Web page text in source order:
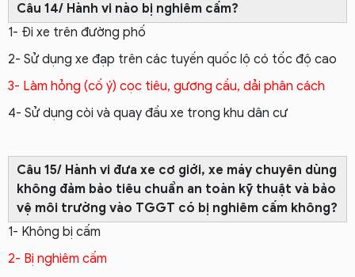
Câu 14/ Hành vi nào bị nghiêm cấm?
1- Đi xe trên đường phố
2- Sử dụng xe đạp trên các tuyến quốc lộ có tốc độ cao
3- Làm hỏng (cố ý) cọc tiêu, gương cầu, dải phân cách
4- Sử dụng còi và quay đầu xe trong khu dân cư
Câu 15/ Hành vi đưa xe cơ giới, xe máy chuyên dùng
không đảm bảo tiêu chuẩn an toàn kỹ thuật và bảo
vệ môi trường vào TGGT có bị nghiêm cấm không?
1- Không bị cấm
2- Bị nghiêm cấm